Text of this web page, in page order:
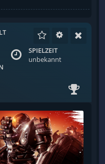
SPIELZEIT
unbekannt